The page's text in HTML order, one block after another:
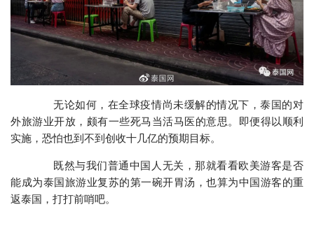
无论如何，在全球疫情尚未缓解的情况下，泰国的对
外旅游业开放，颇有一些死马当活马医的意思。即便得以顺利
实施，恐怕也到不到创收十几亿的预期目标。
既然与我们普通中国人无关，那就看看欧美游客是否
能成为泰国旅游业复苏的第一碗开胃汤，也算为中国游客的重
返泰国，打打前哨吧。